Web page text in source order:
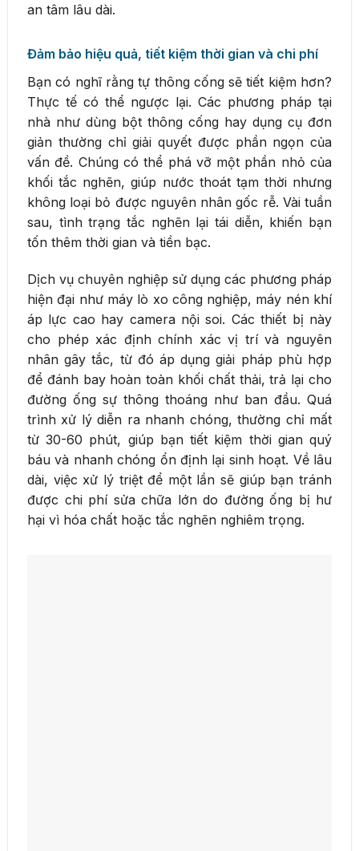
an tâm lâu dài.
Đảm bảo hiệu quả, tiết kiệm thời gian và chi phí
Bạn có nghĩ rằng tự thông cống sẽ tiết kiệm hơn?
Thực tế có thể ngược lại. Các phương pháp tại
nhà như dùng bột thông cống hay dụng cụ đơn
giản thường chỉ giải quyết được phần ngọn của
vấn đề. Chúng có thể phá vỡ một phần nhỏ của
khối tắc nghẽn, giúp nước thoát tạm thời nhưng
không loại bỏ được nguyên nhân gốc rễ. Vài tuần
sau, tình trạng tắc nghẽn lại tái diễn, khiến bạn
tốn thêm thời gian và tiền bạc.
Dịch vụ chuyên nghiệp sử dụng các phương pháp
hiện đại như máy lò xo công nghiệp, máy nén khí
áp lực cao hay camera nội soi. Các thiết bị này
cho phép xác định chính xác vị trí và nguyên
nhân gây tắc, từ đó áp dụng giải pháp phù hợp
để đánh bay hoàn toàn khối chất thải, trả lại cho
đường ống sự thông thoáng như ban đầu. Quá
trình xử lý diễn ra nhanh chóng, thường chỉ mất
từ 30-60 phút, giúp bạn tiết kiệm thời gian quý
báu và nhanh chóng ổn định lại sinh hoạt. Về lâu
dài, việc xử lý triệt để một lần sẽ giúp bạn tránh
được chi phí sửa chữa lớn do đường ống bị hư
hại vì hóa chất hoặc tắc nghẽn nghiêm trọng.